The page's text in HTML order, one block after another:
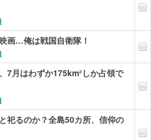
画…俺は戦国自衛隊！
7月はわずか175km²しか占領で
祀るのか？全島50カ所、信仰の